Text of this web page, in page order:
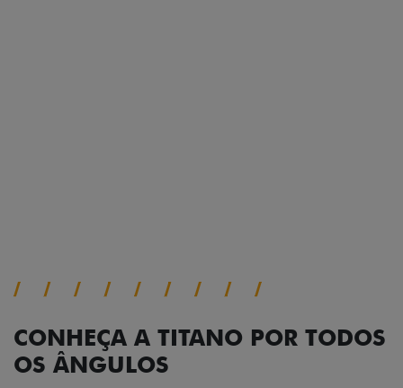
CONHEÇA A TITANO POR TODOS
OS ÂNGULOS